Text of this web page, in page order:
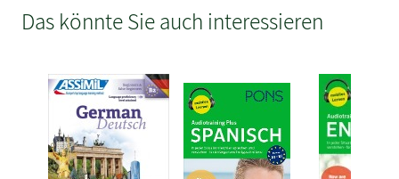
Das könnte Sie auch interessieren